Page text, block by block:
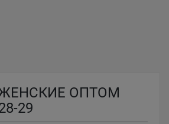
ОПТОМ
29